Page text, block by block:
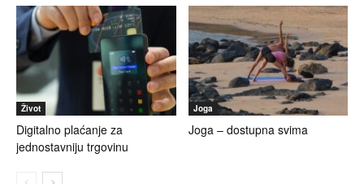
Život
Digitalno plaćanje za
jednostavniju trgovinu
Joga
Joga – dostupna svima